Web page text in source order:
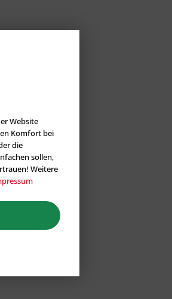
Website
Komfort bei
die
sollen,
Weitere